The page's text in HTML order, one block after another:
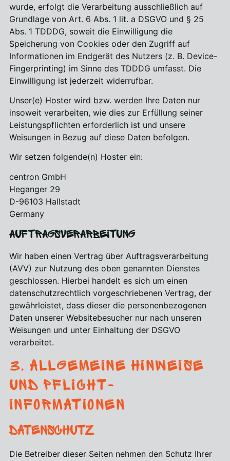
wurde, erfolgt die Verarbeitung ausschließlich auf
Grundlage von Art. 6 Abs. 1 lit. a DSGVO und § 25
Abs. 1 TDDDG, soweit die Einwilligung die
Speicherung von Cookies oder den Zugriff auf
Informationen im Endgerät des Nutzers (z. B. Device-
Fingerprinting) im Sinne des TDDDG umfasst. Die
Einwilligung ist jederzeit widerrufbar.
Unser(e) Hoster wird bzw. werden Ihre Daten nur
insoweit verarbeiten, wie dies zur Erfüllung seiner
Leistungspflichten erforderlich ist und unsere
Weisungen in Bezug auf diese Daten befolgen.
Wir setzen folgende(n) Hoster ein:
centron GmbH
Heganger 29
D-96103 Hallstadt
Germany
Auftragsverarbeitung
Wir haben einen Vertrag über Auftragsverarbeitung
(AVV) zur Nutzung des oben genannten Dienstes
geschlossen. Hierbei handelt es sich um einen
datenschutzrechtlich vorgeschriebenen Vertrag, der
gewährleistet, dass dieser die personenbezogenen
Daten unserer Websitebesucher nur nach unseren
Weisungen und unter Einhaltung der DSGVO
verarbeitet.
3. Allgemeine Hinweise
und Pflicht­
informationen
Datenschutz
Die Betreiber dieser Seiten nehmen den Schutz Ihrer